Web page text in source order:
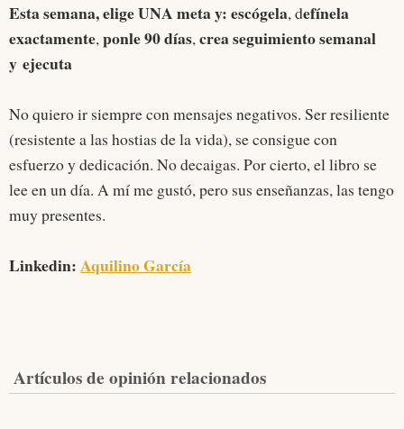
Esta semana, elige UNA meta y: escógela, defínela
exactamente,ponle 90 días,crea seguimiento semanal
y ejecuta
No quiero ir siempre con mensajes negativos. Ser resiliente
(resistente a las hostias de la vida), se consigue con
esfuerzo y dedicación. No decaigas. Por cierto, el libro se
lee en un día. A mí me gustó, pero sus enseñanzas, las tengo
muy presentes.
Linkedin:Aquilino García
Artículos de opinión relacionados